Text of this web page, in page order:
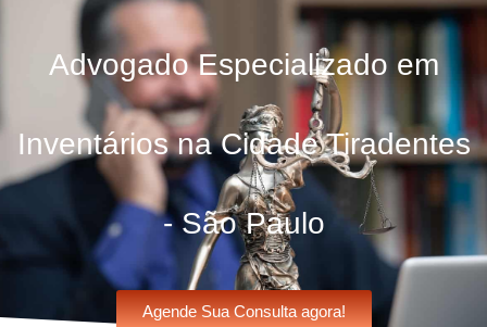
Advogado Especializado em
Inventários na Cidade Tiradentes
- São Paulo
Agende Sua Consulta agora!